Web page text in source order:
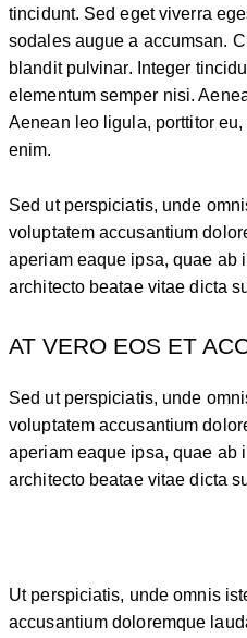
tincidunt. Sed eget viverra
sodales augue a accumsan.
blandit pulvinar. Integer
elementum semper nisi.
Aenean leo ligula, porttitor
enim.
Sed ut perspiciatis, unde
voluptatem accusantium
aperiam eaque ipsa, quae ab
architecto beatae vitae dicta
AT VERO EOS ET
Sed ut perspiciatis, unde
voluptatem accusantium
aperiam eaque ipsa, quae ab
architecto beatae vitae dicta
Ut perspiciatis, unde omnis
accusantium doloremque